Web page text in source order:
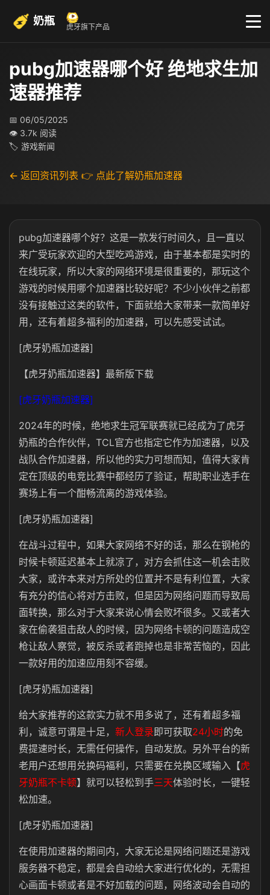
奶瓶 虎牙旗下产品
pubg加速器哪个好 绝地求生加
速器推荐
📅 06/05/2025
👁 3.7k 阅读
🏷 游戏新闻
← 返回资讯列表 👉 点此了解奶瓶加速器
pubg加速器哪个好？这是一款发行时间久，且一直以
来广受玩家欢迎的大型吃鸡游戏，由于基本都是实时的
在线玩家，所以大家的网络环境是很重要的，那玩这个
游戏的时候用哪个加速器比较好呢？不少小伙伴之前都
没有接触过这类的软件，下面就给大家带来一款简单好
用，还有着超多福利的加速器，可以先感受试试。
[虎牙奶瓶加速器]
【虎牙奶瓶加速器】最新版下载
[虎牙奶瓶加速器]
2024年的时候，绝地求生冠军联赛就已经成为了虎牙
奶瓶的合作伙伴，TCL官方也指定它作为加速器，以及
战队合作加速器，所以他的实力可想而知，值得大家肯
定在顶级的电竞比赛中都经历了验证，帮助职业选手在
赛场上有一个酣畅流离的游戏体验。
[虎牙奶瓶加速器]
在战斗过程中，如果大家网络不好的话，那么在钢枪的
时候卡顿延迟基本上就凉了，对方会抓住这一机会击败
大家，或许本来对方所处的位置并不是有利位置，大家
有充分的信心将对方击败，但是因为网络问题而导致局
面转换，那么对于大家来说心情会败坏很多。又或者大
家在偷袭狙击敌人的时候，因为网络卡顿的问题造成空
枪让敌人察觉，被反杀或者跑掉也是非常苦恼的，因此
一款好用的加速应用刻不容缓。
[虎牙奶瓶加速器]
给大家推荐的这款实力就不用多说了，还有着超多福
利，诚意可谓是十足， 新人登录即可获取24小时的免
费提速时长，无需任何操作，自动发放。另外平台的新
老用户还想用兑换码福利，只需要在兑换区域输入【虎
牙奶瓶不卡顿】就可以轻松到手三天体验时长，一键轻
松加速。
[虎牙奶瓶加速器]
在使用加速器的期间内，大家无论是网络问题还是游戏
服务器不稳定，都是会自动给大家进行优化的，无需担
心画面卡顿或者是不好加载的问题，网络波动会自动的